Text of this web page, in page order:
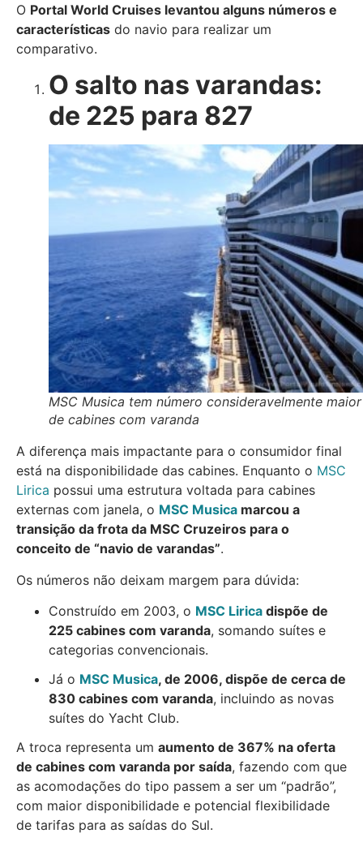
O Portal World Cruises levantou alguns números e
características do navio para realizar um
comparativo.
O salto nas varandas:
de 225 para 827
MSC Musica tem número consideravelmente maior
de cabines com varanda
A diferença mais impactante para o consumidor final
está na disponibilidade das cabines. Enquanto o MSC
Lirica possui uma estrutura voltada para cabines
externas com janela, o MSC Musica marcou a
transição da frota da MSC Cruzeiros para o
conceito de “navio de varandas”.
Os números não deixam margem para dúvida:
Construído em 2003, o MSC Lirica dispõe de
225 cabines com varanda, somando suítes e
categorias convencionais.
Já o MSC Musica, de 2006, dispõe de cerca de
830 cabines com varanda, incluindo as novas
suítes do Yacht Club.
A troca representa um aumento de 367% na oferta
de cabines com varanda por saída, fazendo com que
as acomodações do tipo passem a ser um “padrão”,
com maior disponibilidade e potencial flexibilidade
de tarifas para as saídas do Sul.